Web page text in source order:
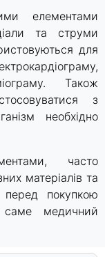
елементами
та струми
для
Також
з
необхідно
часто
матеріалів та
покупкою
саме медичний